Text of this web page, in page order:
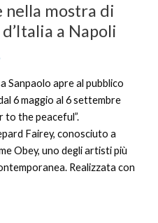
nella mostra di
a Napoli
Sanpaolo apre al pubblico
6 maggio al 6 settembre
to the peaceful”.
Fairey, conosciuto a
Obey, uno degli artisti più
Realizzata con